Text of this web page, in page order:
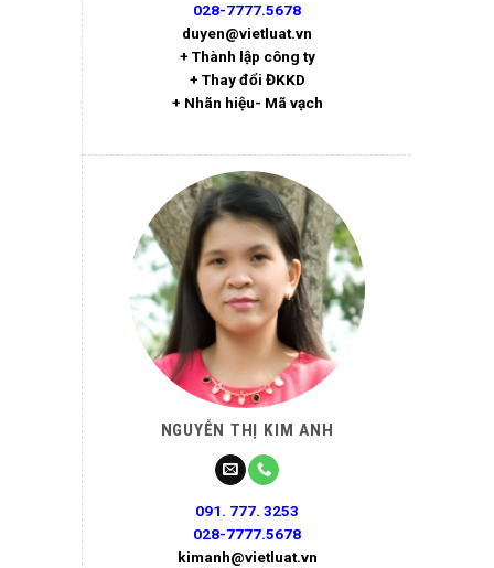
028-7777.5678
duyen@vietluat.vn
+ Thành lập công ty
+ Thay đổi ĐKKD
+ Nhãn hiệu- Mã vạch
NGUYỄN THỊ KIM ANH
091. 777. 3253
028-7777.5678
kimanh@vietluat.vn